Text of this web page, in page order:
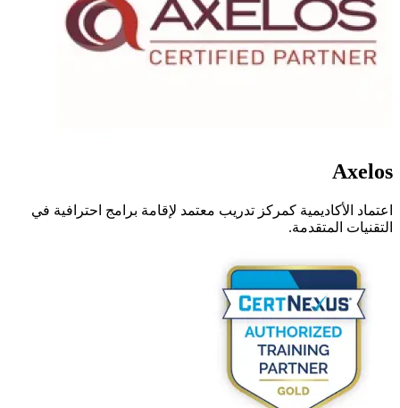
Axelos
اعتماد الأكاديمية كمركز تدريب معتمد لإقامة برامج احترافية في
التقنيات المتقدمة.